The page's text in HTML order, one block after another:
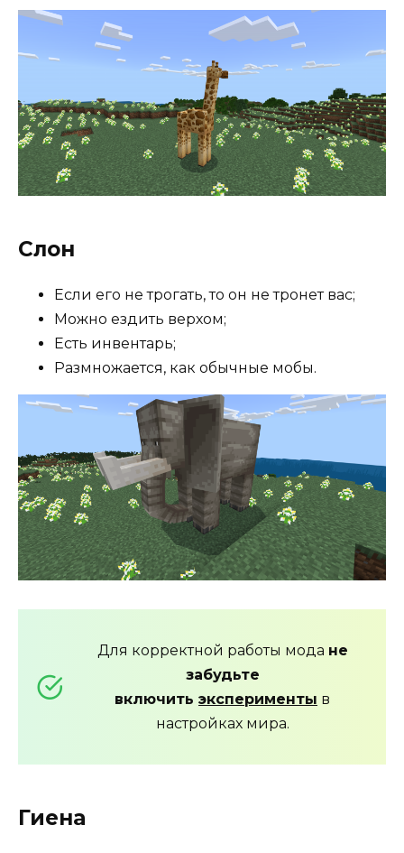
Слон
Если его не трогать, то он не тронет вас;
Можно ездить верхом;
Есть инвентарь;
Размножается, как обычные мобы.
Для корректной работы мода не
забудьте
включить эксперименты в
настройках мира.
Гиена